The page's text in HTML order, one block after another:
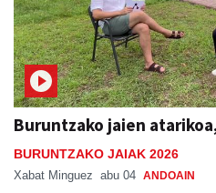
Buruntzako jaien
BURUNTZAKO JAIAK 2026
Xabat Minguez abu 04 ANDOAIN